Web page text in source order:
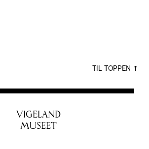
TIL TOPPEN
VIGELAND
MUSEET